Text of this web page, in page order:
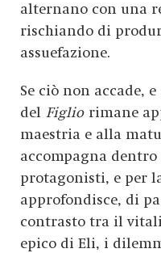
alternano con una
rischiando di
assuefazione.
Se ciò non accade,
del Figlio rimane
maestria e alla
accompagna
protagonisti, e per
approfondisce, di
contrasto tra il
epico di Eli, i